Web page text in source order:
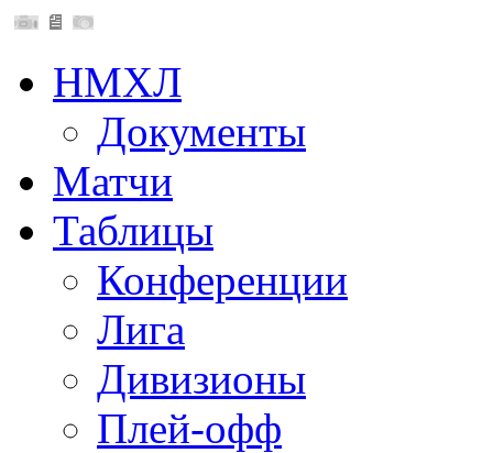
НМХЛ
Документы
Матчи
Таблицы
Конференции
Лига
Дивизионы
Плей-офф